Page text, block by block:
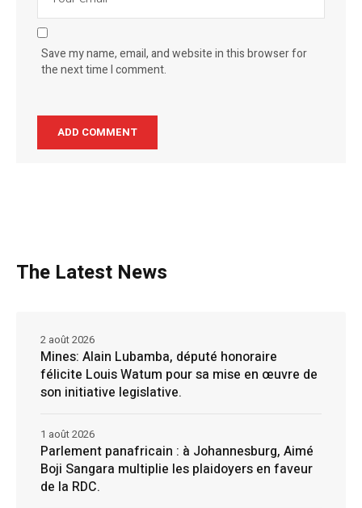
Save my name, email, and website in this browser for
the next time I comment.
The Latest News
Mines: Alain Lubamba, député honoraire
félicite Louis Watum pour sa mise en œuvre de
son initiative legislative.
2 août 2026
Parlement panafricain : à Johannesburg, Aimé
Boji Sangara multiplie les plaidoyers en faveur
de la RDC.
1 août 2026